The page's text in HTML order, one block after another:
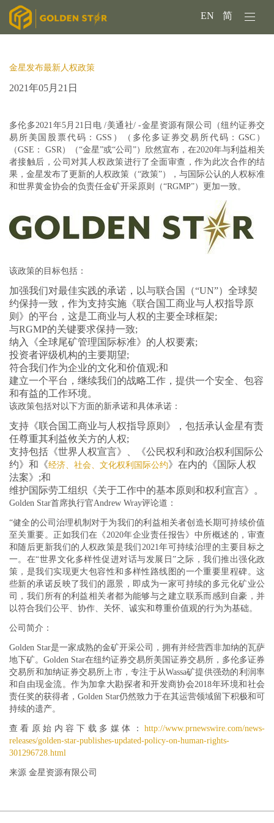
EN 简
金星发布最新人权政策
2021年05月21日
多伦多2021年5月21日电 /美通社/ -金星资源有限公司
（纽约证券交
易所美国股票代码：GSS）（多伦多证券交易所代码：GSC）
（GSE： GSR）（“金星”或“公司”）欣然宣布，在2020年与利益相关
者接触后，公司对其人权政策进行了全面审查，作为此次合作的结
果，金星发布了更新的人权政策（“政策”），与国际公认的人权标准
和世界黄金协会的负责任金矿开采原则（“RGMP”）更加一致。
该政策的目标包括：
加强我们对最佳实践的承诺，以与联合国（“UN”）全球契
约保持一致，作为支持实施《联合国工商业与人权指导原
则》的平台，这是工商业与人权的主要全球框架;
与RGMP的关键要求保持一致;
纳入《全球尾矿管理国际标准》的人权要素;
投资者评级机构的主要期望;
符合我们作为企业的文化和价值观;和
建立一个平台，继续我们的战略工作，提供一个安全、包容
和有益的工作环境。
该政策包括对以下方面的新承诺和具体承诺：
支持《联合国工商业与人权指导原则》，包括承认金星有责
任尊重其利益攸关方的人权;
支持包括《世界人权宣言》、《公民权利和政治权利国际公
约》和《经济、社会、文化权利国际公约》在内的《国际人权
法案》;和
维护国际劳工组织《关于工作中的基本原则和权利宣言》。
Golden Star首席执行官Andrew Wray评论道：
“健全的公司治理机制对于为我们的利益相关者创造长期可持续价值
至关重要。正如我们在《2020年企业责任报告》中所概述的，审查
和随后更新我们的人权政策是我们2021年可持续治理的主要目标之
一。在“世界文化多样性促进对话与发展日”之际，我们推出强化政
策，是我们实现更大包容性和多样性路线图的一个重要里程碑。这
些新的承诺反映了我们的愿景，即成为一家可持续的多元化矿业公
司，我们所有的利益相关者都为能够与之建立联系而感到自豪，并
以符合我们公平、协作、关怀、诚实和尊重价值观的行为为基础。
公司简介：
Golden Star是一家成熟的金矿开采公司，拥有并经营西非加纳的瓦萨
地下矿。Golden Star在纽约证券交易所美国证券交易所，多伦多证券
交易所和加纳证券交易所上市，专注于从Wassa矿提供强劲的利润率
和自由现金流。作为加拿大勘探者和开发商协会2018年环境和社会
责任奖的获得者，Golden Star仍然致力于在其运营领域留下积极和可
持续的遗产。
查看原始内容下载多媒体： http://www.prnewswire.com/news-
releases/golden-star-publishes-updated-policy-on-human-rights-
301296728.html
来源 金星资源有限公司